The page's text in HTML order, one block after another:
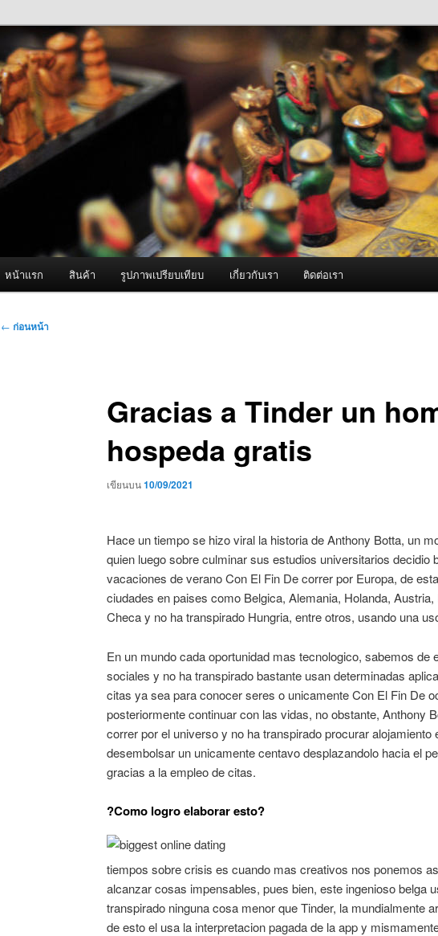
ผู้นำเข้าเครื่องพ่นหมอกควัน Best
Fogger One และ อะไหล่
จำหน่ายเครื่องพ่นหมอกควัน คุณภาพดี บริการด้วยความจริงใจ
หน้าแรก สินค้า รูปภาพเปรียบเทียบ เกี่ยวกับเรา ติดต่อเรา
เมนู
← ก่อนหน้า
Gracias a Tinder un
hospeda gratis
เขียนบน10/09/2021
Hace un tiempo se hizo viral la historia de Anthony Botta, un
quien luego sobre culminar sus estudios universitarios decidio
vacaciones de verano Con El Fin De correr por Europa, de
ciudades en paises como Belgica, Alemania, Holanda,
Checa y no ha transpirado Hungria, entre otros, usando una
En un mundo cada oportunidad mas tecnologico, sabemos de
sociales y no ha transpirado bastante usan determinadas
citas ya sea para conocer seres o unicamente Con El Fin De
posteriormente continuar con las vidas, no obstante, Anthony
correr por el universo y no ha transpirado procurar alojamiento
desembolsar un unicamente centavo desplazandolo hacia el
gracias a la empleo de citas.
?Como logro elaborar esto?
tiempos sobre crisis es cuando mas creativos nos ponemos
alcanzar cosas impensables, pues bien, este ingenioso belga
transpirado ninguna cosa menor que Tinder, la mundialmente
de esto el usa la interpretacion pagada de la app y